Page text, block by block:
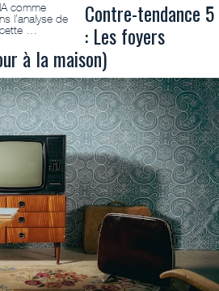
comme
l’analyse de
cette …
Contre-tendance 5
: Les foyers
à la maison)